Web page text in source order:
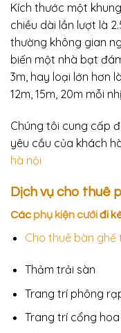
Kích thước một
chiều dài lần lượt là
thường không gian
biến một nhà bạt
3m, hay loại lớn hơn
12m, 15m, 20m mỗi
Chúng tôi cung cấp
yêu cầu của khách
hà nội
Dịch vụ cho thuê
Cácphụ kiện cướiđi
Cho thuê bàn ghế
Thảm trải sàn
Trang trí phông
Trang trí cổng hoa